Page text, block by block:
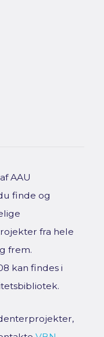
AAU
finde og
fra hele
frem.
kan findes i